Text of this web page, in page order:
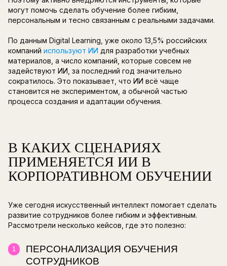
сотрудников стали приоритетомдля 41%
работодателей. Это значит, что почти
стратегии.
При этом старые подходы к корпоративному
уже не работают как раньше. Сейчас важно
провести курс и выдать всем участникам
сделать так, чтобы сотрудник действительно
Еще один важный фактор для корпоративного
— распределенные команды и гибридный
Людям нужно учиться в удобное время и в
недостаточно (или их невозможно применять
Поэтому активно внедряются инструменты,
персональным и тесно связанным с